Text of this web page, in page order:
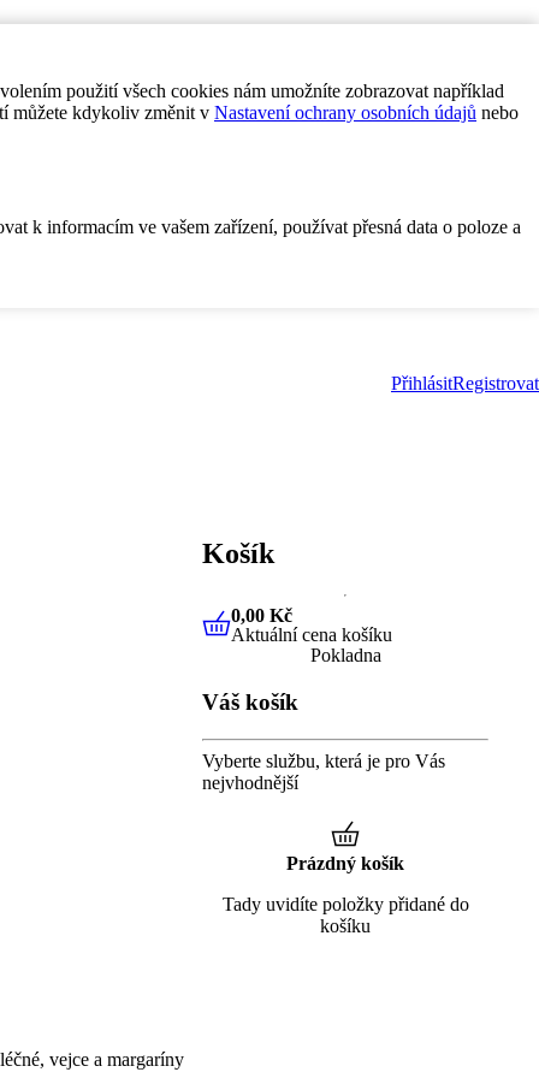
použití všech cookies nám umožníte zobrazovat například
můžete kdykoliv změnit v Nastavení ochrany osobních údajů nebo
k informacím ve vašem zařízení, používat přesná data o poloze a
PřihlásitRegistrovat
vejce a margaríny
Košík
0,00 KčAktuální cena košíku
0,00 Kč
Aktuální cena košíku
Pokladna
Váš košík
Vyberte službu, která je pro Vás
nejvhodnější
Prázdný košík
Tady uvidíte položky přidané do
košíku